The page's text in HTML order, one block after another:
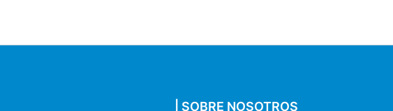
| SOBRE NOSOTROS